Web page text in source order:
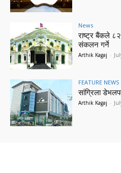
News
राष्ट्र बैंकले ८२
संकलन गर्ने
Arthik Kagaj -
FEATURE NEWS
सांग्रिला
Arthik Kagaj -